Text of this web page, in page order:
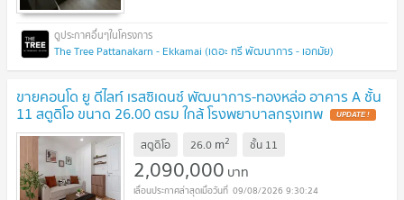
The Tree Pattanakarn - Ekkamai (เดอะ ทรี พัฒนาการ - เอกมัย)
ขายคอนโด ยู ดีไลท์ เรสซิเดนซ์ พัฒนาการ-ทองหล่อ อาคาร A ชั้น
11 สตูดิโอ ขนาด 26.00 ตรม ใกล้ โรงพยาบาลกรุงเทพ UPDATE !
สตูดิโอ 26.0 m2 ชั้น 11
2,090,000 บาท
09/08/2026 9:30:24